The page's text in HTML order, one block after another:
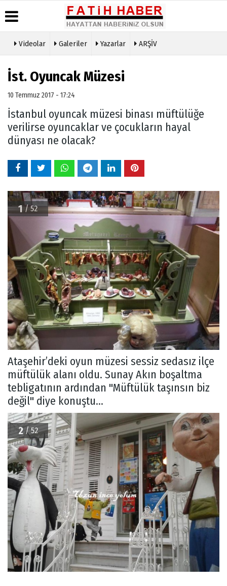
Arşivi
Günün
Haberleri
Foto
Galeri
Gizlilik
İlkeleri
Videolar Galeriler Yazarlar ARŞİV
İst. Oyuncak Müzesi
10 Temmuz 2017 - 17:24
İstanbul oyuncak müzesi binası müftülüğe
verilirse oyuncaklar ve çocukların hayal
dünyası ne olacak?
1/ 52
Ataşehir’deki oyun müzesi sessiz sedasız ilçe
müftülük alanı oldu. Sunay Akın boşaltma
tebligatının ardından "Müftülük taşınsın biz
değil" diye konuştu...
2/ 52